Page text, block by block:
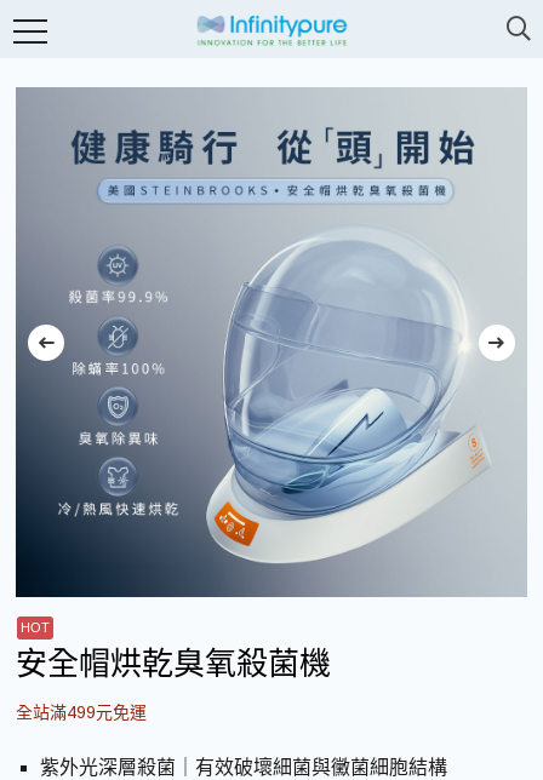
安全帽烘乾臭氧殺菌機
全站滿499元免運
紫外光深層殺菌｜有效破壞細菌與黴菌細胞結構